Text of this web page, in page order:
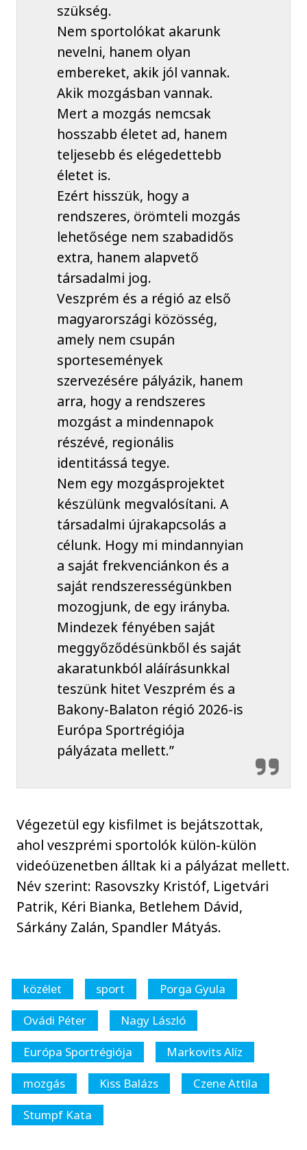
szükség.
Nem sportolókat akarunk
nevelni, hanem olyan
embereket, akik jól vannak.
Akik mozgásban vannak.
Mert a mozgás nemcsak
hosszabb életet ad, hanem
teljesebb és elégedettebb
életet is.
Ezért hisszük, hogy a
rendszeres, örömteli mozgás
lehetősége nem szabadidős
extra, hanem alapvető
társadalmi jog.
Veszprém és a régió az első
magyarországi közösség,
amely nem csupán
sportesemények
szervezésére pályázik, hanem
arra, hogy a rendszeres
mozgást a mindennapok
részévé, regionális
identitássá tegye.
Nem egy mozgásprojektet
készülünk megvalósítani. A
társadalmi újrakapcsolás a
célunk. Hogy mi mindannyian
a saját frekvenciánkon és a
saját rendszerességünkben
mozogjunk, de egy irányba.
Mindezek fényében saját
meggyőződésünkből és saját
akaratunkból aláírásunkkal
teszünk hitet Veszprém és a
Bakony-Balaton régió 2026-is
Európa Sportrégiója
pályázata mellett.”
Végezetül egy kisfilmet is bejátszottak,
ahol veszprémi sportolók külön-külön
videóüzenetben álltak ki a pályázat mellett.
Név szerint: Rasovszky Kristóf, Ligetvári
Patrik, Kéri Bianka, Betlehem Dávid,
Sárkány Zalán, Spandler Mátyás.
közélet sport
Porga Gyula
Ovádi Péter
Nagy László
Európa Sportrégiója
Markovits Alíz
mozgás
Kiss Balázs
Czene Attila
Stumpf Kata